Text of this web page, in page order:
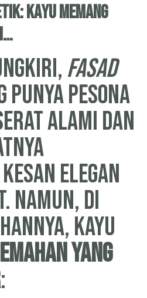
Kayu Memang
fasad
punya pesona
alami dan
elegan
Namun, di
kayu
yang
: